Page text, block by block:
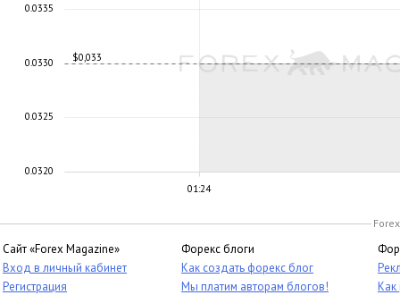
01:24
$0,033
0.0320
0.0325
0.0330
0.0335
Сайт «Forex Magazine»
Вход в личный кабинет
Регистрация
Форекс блоги
Как создать форекс блог
Мы платим авторам блогов!
Как